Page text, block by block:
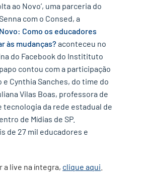
ao Novo’, uma parceria do
com o Consed, a
Como os educadores
às mudanças? aconteceu no
do Facebook do Institituto
contou com a participação
e Cynthia Sanches, do time do
Vilas Boas, professora de
tecnologia da rede estadual de
de Mídias de SP.
de 27 mil educadores e
a live na íntegra, clique aqui